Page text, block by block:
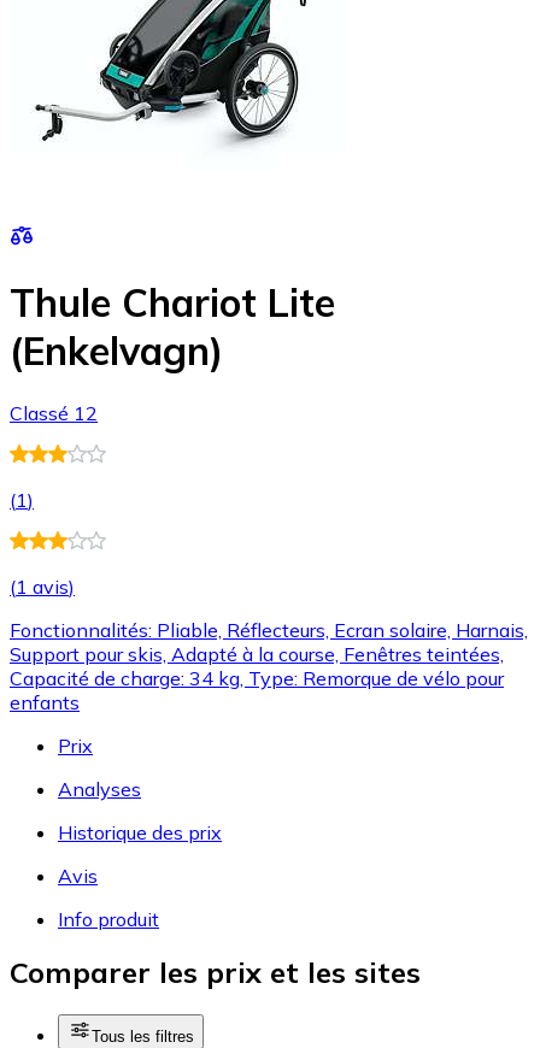
Thule Chariot Lite
(Enkelvagn)
Classé 12
(1)
(1 avis)
Fonctionnalités: Pliable, Réflecteurs, Ecran solaire, Harnais,
Support pour skis, Adapté à la course, Fenêtres teintées,
Capacité de charge: 34 kg, Type: Remorque de vélo pour
enfants
Prix
Analyses
Historique des prix
Avis
Info produit
Comparer les prix et les sites
Tous les filtres